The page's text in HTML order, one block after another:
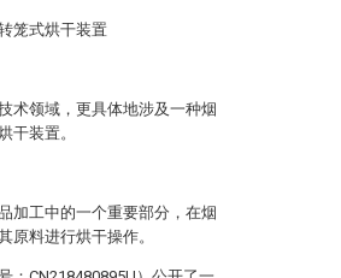
笼式烘干装置
术领域，更具体地涉及一种烟
干装置。
加工中的一个重要部分，在烟
原料进行烘干操作。